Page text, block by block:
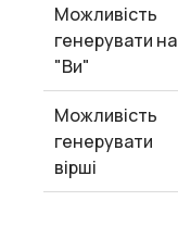
Можливість
генерувати на
"Ви"
Можливість
генерувати
вірші